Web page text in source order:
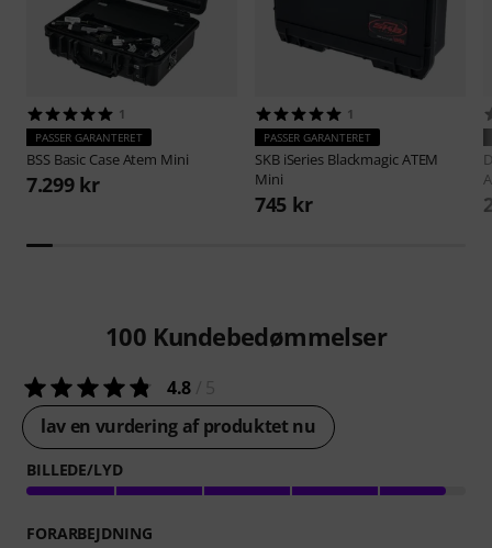
1
PASSER GARANTERET
BSS Basic Case Atem Mini
7.299 kr
1
PASSER GARANTERET
SKB iSeries Blackmagic ATEM
Mini
745 kr
100 Kundebedømmelser
4.8
lav en vurdering af produktet nu
BILLEDE/LYD
FORARBEJDNING